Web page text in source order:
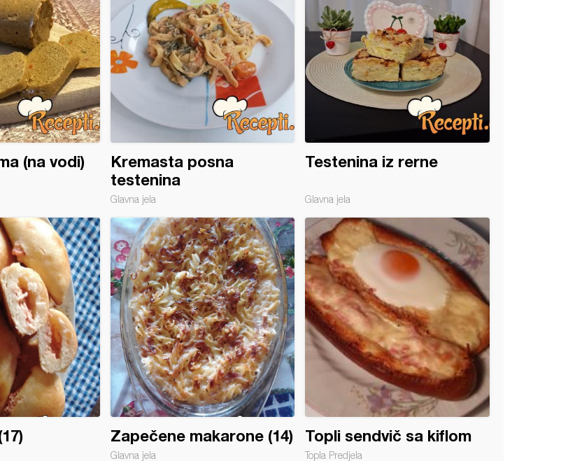
(na vodi)
Kremasta posna
testenina
Glavna jela
Testenina iz rerne
Glavna jela
Zapečene makarone (14)
Glavna jela
Topli sendvič sa kiflom
Topla Predjela